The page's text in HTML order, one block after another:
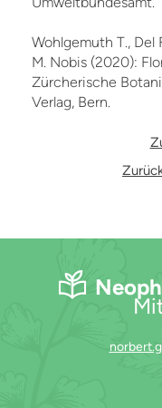
Wohlgemuth T., Del
M. Nobis (2020):
Zürcherische
Verlag, Bern.